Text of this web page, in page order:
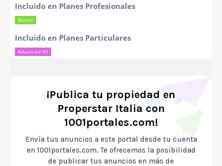
Incluido en Planes Profesionales
Básico
Incluido en Planes Particulares
Advanced 90
¡Publica tu propiedad en
Properstar Italia con
1001portales.com!
Envía tus anuncios a este portal desde tu cuenta
en 1001portales.com. Te ofrecemos la posibilidad
de publicar tus anuncios en más de